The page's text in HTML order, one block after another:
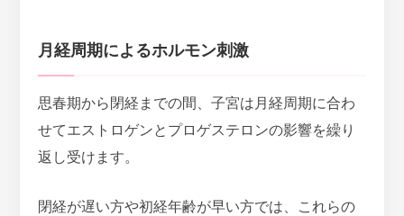
月経周期によるホルモン刺激
思春期から閉経までの間、子宮は月経周期に合わ
せてエストロゲンとプロゲステロンの影響を繰り
返し受けます。
閉経が遅い方や初経年齢が早い方では、これらの